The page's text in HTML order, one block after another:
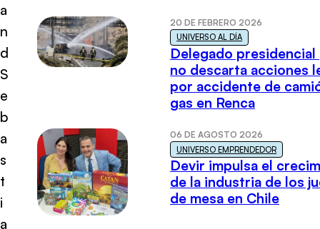
a
n
d
S
e
b
a
s
t
i
a
20 DE FEBRERO 2026
UNIVERSO AL DÍA
Delegado presidencial
no descarta acciones
por accidente de
gas en Renca
06 DE AGOSTO 2026
UNIVERSO EMPRENDEDOR
Devir impulsa el
de la industria de los
de mesa en Chile